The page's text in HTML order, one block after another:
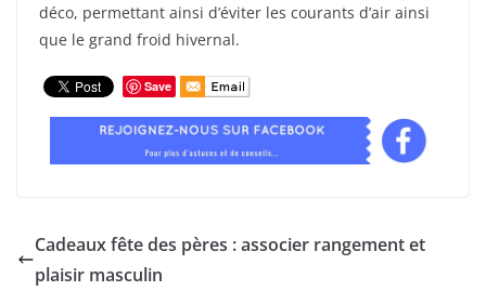
déco, permettant ainsi d’éviter les courants d’air ainsi
que le grand froid hivernal.
Save
Cadeaux fête des pères : associer rangement et
plaisir masculin